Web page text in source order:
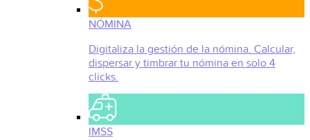
NÓMINA
Digitaliza la gestión de la nómina. Calcular,
dispersar y timbrar tu nómina en solo 4
clicks.
IMSS